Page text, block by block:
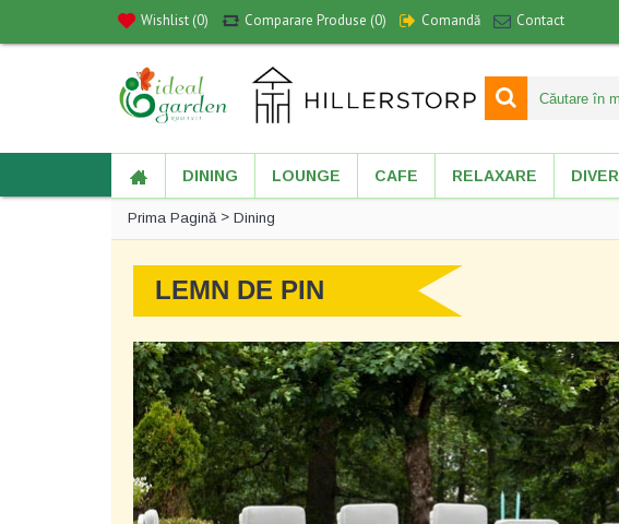
Wishlist (0) Comparare Produse (0) Comandă Contact
DINING LOUNGE CAFE RELAXARE
Prima Pagină > Dining
LEMN DE PIN